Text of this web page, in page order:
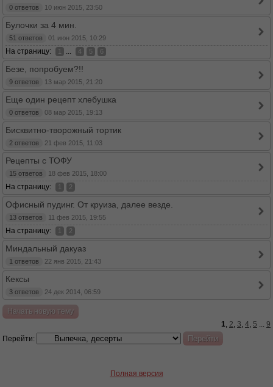
0 ответов 10 июн 2015, 23:50
Булочки за 4 мин.
51 ответов 01 июн 2015, 10:29
На страницу: 1 ... 4 5 6
Безе, попробуем?!!
9 ответов 13 мар 2015, 21:20
Еще один рецепт хлебушка
0 ответов 08 мар 2015, 19:13
Бисквитно-творожный тортик
2 ответов 21 фев 2015, 11:03
Рецепты с ТОФУ
15 ответов 18 фев 2015, 18:00
На страницу: 1 2
Офисный пудинг. От круиза, далее везде.
13 ответов 11 фев 2015, 19:55
На страницу: 1 2
Миндальный дакуаз
1 ответов 22 янв 2015, 21:43
Кексы
3 ответов 24 дек 2014, 06:59
Начать новую тему
1, 2, 3, 4, 5 ... 9
Перейти:
Полная версия